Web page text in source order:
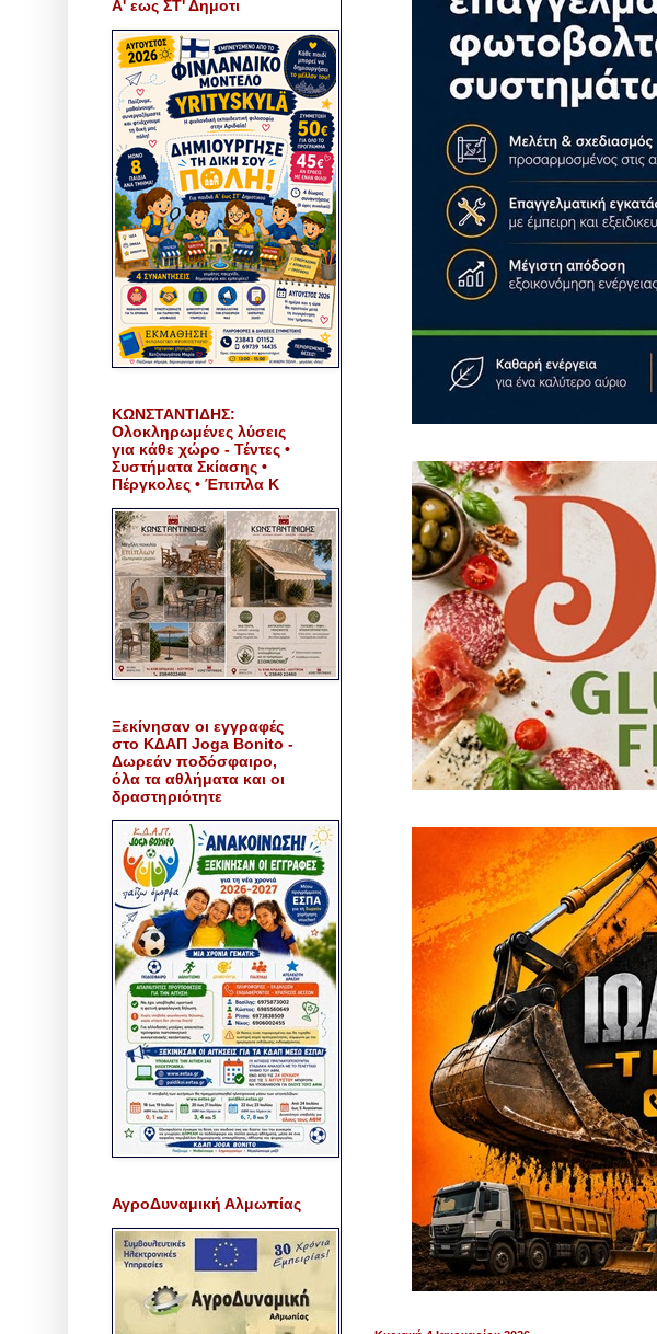
Α' εως ΣΤ' Δημοτι
ΚΩΝΣΤΑΝΤΙΔΗΣ:
Ολοκληρωμένες λύσεις
για κάθε χώρο - Τέντες •
Συστήματα Σκίασης •
Πέργκολες • Έπιπλα Κ
Ξεκίνησαν οι εγγραφές
στο ΚΔΑΠ Joga Bonito -
Δωρεάν ποδόσφαιρο,
όλα τα αθλήματα και οι
δραστηριότητε
ΑγροΔυναμική Αλμωπίας